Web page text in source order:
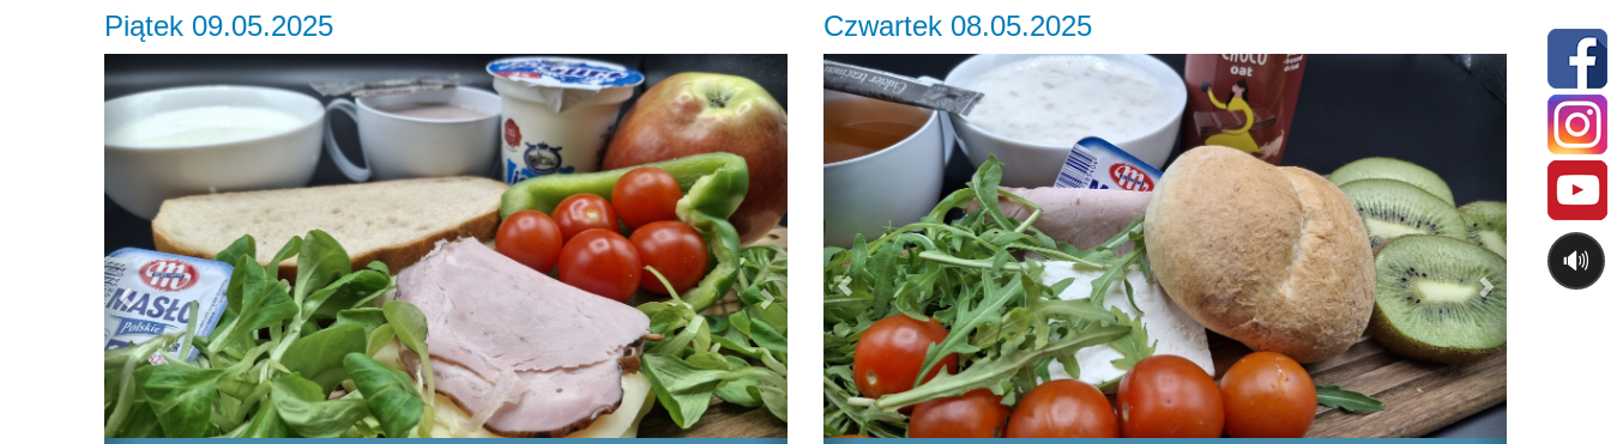
Piątek 09.05.2025
Previous Next
Czwartek 08.05.2025
Previous
🔊